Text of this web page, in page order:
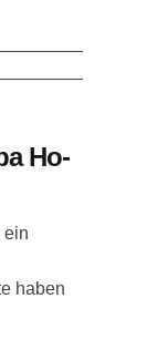
Ho-
ein
haben